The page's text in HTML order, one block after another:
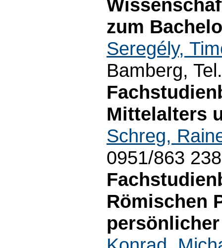
zum
Seregély,
Bamberg,
Mittelalters
Schreg,
0951/863
Römischen